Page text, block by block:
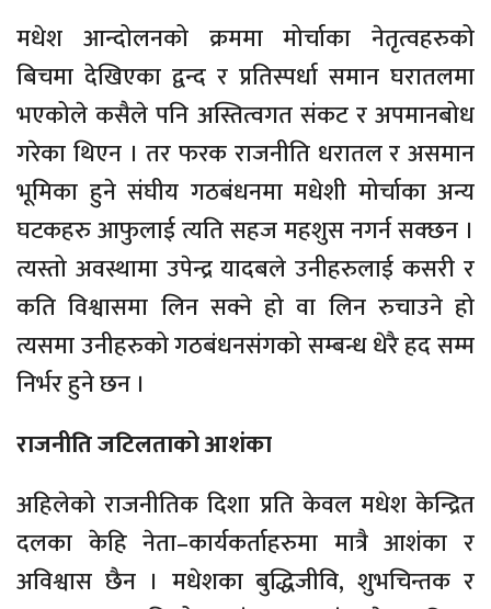
मधेश आन्दोलनको क्रममा मोर्चाका नेतृत्वहरुको
बिचमा देखिएका द्वन्द र प्रतिस्पर्धा समान घरातलमा
भएकोले कसैले पनि अस्तित्वगत संकट र अपमानबोध
गरेका थिएन । तर फरक राजनीति धरातल र असमान
भूमिका हुने संघीय गठबंधनमा मधेशी मोर्चाका अन्य
घटकहरु आफुलाई त्यति सहज महशुस नगर्न सक्छन ।
त्यस्तो अवस्थामा उपेन्द्र यादबले उनीहरुलाई कसरी र
कति विश्वासमा लिन सक्ने हो वा लिन रुचाउने हो
त्यसमा उनीहरुको गठबंधनसंगको सम्बन्ध धेरै हद सम्म
निर्भर हुने छन ।
राजनीति जटिलताको आशंका
अहिलेको राजनीतिक दिशा प्रति केवल मधेश केन्द्रित
दलका केहि नेता–कार्यकर्ताहरुमा मात्रै आशंका र
अविश्वास छैन । मधेशका बुद्धिजीवि, शुभचिन्तक र